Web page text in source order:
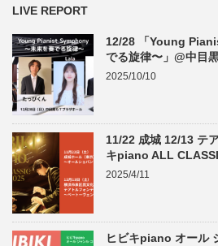
LIVE REPORT
12/28 「Young
でる旋律〜」@中目
2025/10/10
11/22 成城 12/13 テ
キpiano ALL
2025/4/11
ヒビキpiano オール